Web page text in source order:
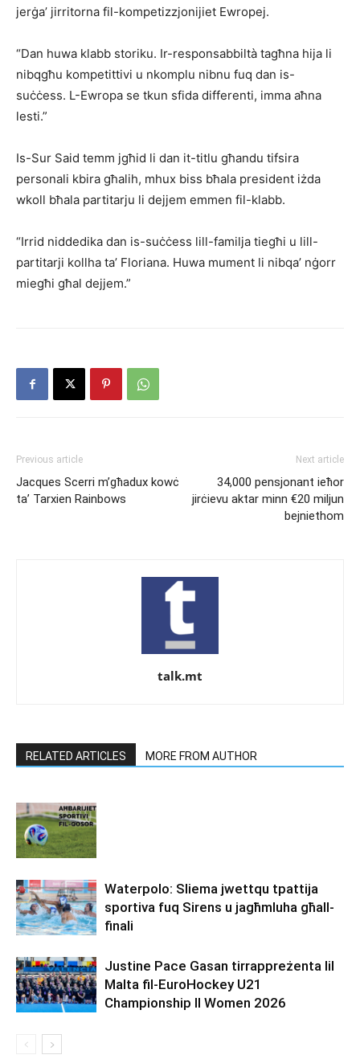
jerġa’ jirritorna fil-kompetizzjonijiet Ewropej.
“Dan huwa klabb storiku. Ir-responsabbiltà tagħna hija li
nibqgħu kompetittivi u nkomplu nibnu fuq dan is-
suċċess. L-Ewropa se tkun sfida differenti, imma aħna
lesti.”
Is-Sur Said temm jgħid li dan it-titlu għandu tifsira
personali kbira għalih, mhux biss bħala president iżda
wkoll bħala partitarju li dejjem emmen fil-klabb.
“Irrid niddedika dan is-suċċess lill-familja tiegħi u lill-
partitarji kollha ta’ Floriana. Huwa mument li nibqa’ nġorr
miegħi għal dejjem.”
Previous article
Jacques Scerri m’għadux kowċ
ta’ Tarxien Rainbows
Next article
34,000 pensjonant ieħor
jirċievu aktar minn €20 miljun
bejniethom
talk.mt
RELATED ARTICLES MORE FROM AUTHOR
Waterpolo: Sliema jwettqu tpattija
sportiva fuq Sirens u jagħmluha għall-
finali
Justine Pace Gasan tirrappreżenta lil
Malta fil-EuroHockey U21
Championship II Women 2026